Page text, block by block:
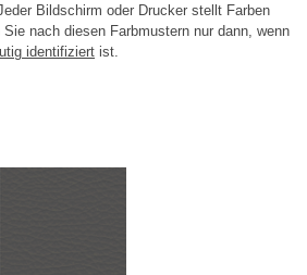
Bildschirm oder Drucker stellt Farben
nach diesen Farbmustern nur dann, wenn
identifiziert ist.